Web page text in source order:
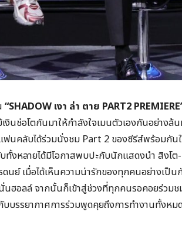
“SHADOW เงา ล่า ตาย PART2
งินช่อโตกันมาให้กำลังใจเมนตัวเองกันอย่าง
แฟนคลับได้ร่วมนั่งชม Part 2 ของซีรีส์พร้อมกั
ทั้งหลายได้มีโอกาสพบปะกับนักแสดงนำ สิง
ดนย์ เมื่อได้เห็นความน่ารักของทุกคนอย่างเ
นฮอลล์ จากนั้นก็เข้าสู่ช่วงที่ทุกคนรอคอยร่วม
บรรยากาศการร่วมพูดคุยถึงการทำงานทั้งห